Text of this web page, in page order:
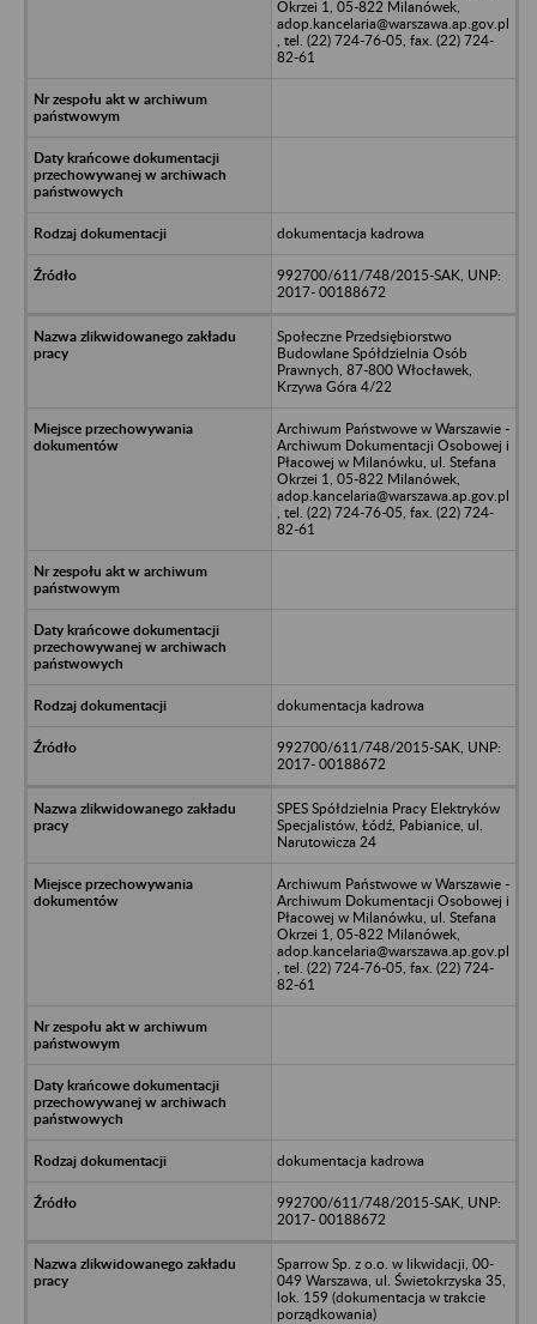
Okrzei 1, 05-822 Milanówek,
adop.kancelaria@warszawa.ap.gov.pl
, tel. (22) 724-76-05, fax. (22) 724-
82-61
dokumentacja kadrowa
992700/611/748/2015-SAK, UNP:
2017- 00188672
Społeczne Przedsiębiorstwo
Budowlane Spółdzielnia Osób
Prawnych, 87-800 Włocławek,
Krzywa Góra 4/22
Archiwum Państwowe w Warszawie -
Archiwum Dokumentacji Osobowej i
Płacowej w Milanówku, ul. Stefana
Okrzei 1, 05-822 Milanówek,
adop.kancelaria@warszawa.ap.gov.pl
, tel. (22) 724-76-05, fax. (22) 724-
82-61
dokumentacja kadrowa
992700/611/748/2015-SAK, UNP:
2017- 00188672
SPES Spółdzielnia Pracy Elektryków
Specjalistów, Łódź, Pabianice, ul.
Narutowicza 24
Archiwum Państwowe w Warszawie -
Archiwum Dokumentacji Osobowej i
Płacowej w Milanówku, ul. Stefana
Okrzei 1, 05-822 Milanówek,
adop.kancelaria@warszawa.ap.gov.pl
, tel. (22) 724-76-05, fax. (22) 724-
82-61
dokumentacja kadrowa
992700/611/748/2015-SAK, UNP:
2017- 00188672
Sparrow Sp. z o.o. w likwidacji, 00-
049 Warszawa, ul. Świetokrzyska 35,
lok. 159 (dokumentacja w trakcie
porządkowania)